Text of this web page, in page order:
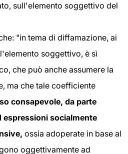
sull'elemento soggettivo del
"in tema di diffamazione, ai
soggettivo, è sì
che può anche assumere la
ma che tale coefficiente
consapevole, da parte
espressioni socialmente
ossia adoperate in base al
oggettivamente ad